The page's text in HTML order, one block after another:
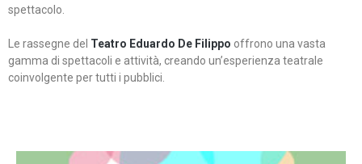
spettacolo.
Le rassegne del Teatro Eduardo De Filippo offrono una vasta
gamma di spettacoli e attività, creando un’esperienza teatrale
coinvolgente per tutti i pubblici.